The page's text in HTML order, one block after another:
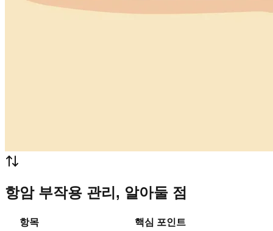
항암 부작용 관리, 알아둘 점
항목
핵심 포인트